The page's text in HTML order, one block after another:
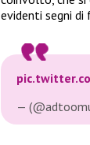
evidenti segni
—